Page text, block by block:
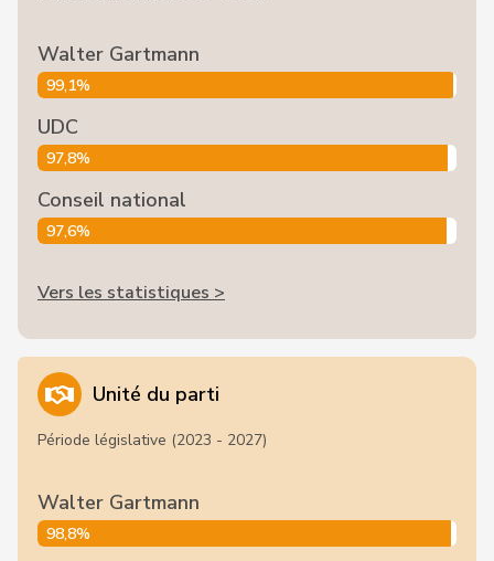
Walter Gartmann
99,1%
UDC
97,8%
Conseil national
97,6%
Vers les statistiques >
Unité du parti
Période législative (2023 - 2027)
Walter Gartmann
98,8%